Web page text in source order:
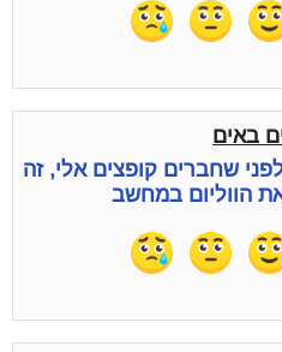
באים
שחברים קופצים אלי, זה
הווליום במחשב